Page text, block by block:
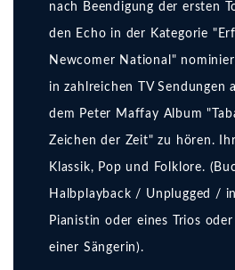
nach Beendigung der ersten
den Echo in der Kategorie
Newcomer National"
in zahlreichen TV Sendungen
dem Peter Maffay Album
Zeichen der Zeit" zu hören.
Klassik, Pop und Folklore.
Halbplayback / Unplugged /
Pianistin oder eines Trios
einer Sängerin).